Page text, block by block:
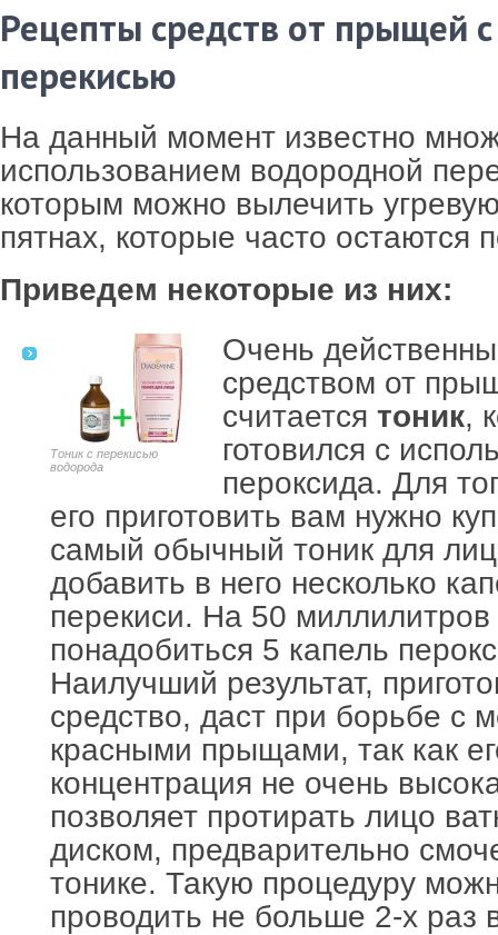
Рецепты средств от прыщей
перекисью
На данный момент известно
использованием водородной
которым можно вылечить
пятнах, которые часто остаются
Приведем некоторые из них:
Тоник с перекисью
водорода
Очень
средством от
считается тоник,
готовился с
пероксида. Для
его приготовить вам нужно
самый обычный тоник для
добавить в него несколько
перекиси. На 50 миллилитров
понадобиться 5 капель
Наилучший результат,
средство, даст при борьбе с
красными прыщами, так как
концентрация не очень
позволяет протирать лицо
диском, предварительно
тонике. Такую процедуру
проводить не больше 2-х раз